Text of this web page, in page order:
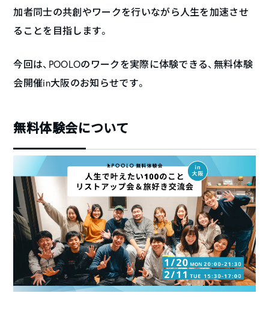
加者同士の共創やワークを行いながら人生を加速させ
ることを目指します。
今回は、POOLOのワークを実際に体験できる、無料体験
会開催in大阪のお知らせです。
無料体験会について